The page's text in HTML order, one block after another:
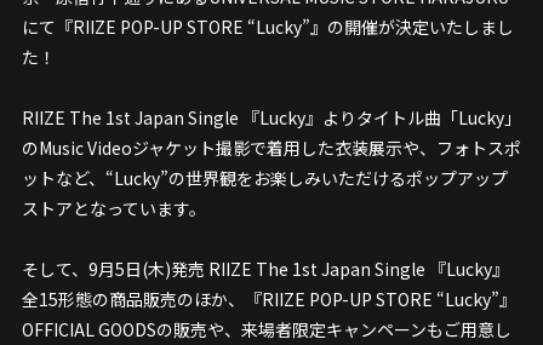
にて『RIIZE POP-UP STORE “Lucky”』の開催が決定いたしまし
た！
RIIZE The 1st Japan Single 『Lucky』よりタイトル曲「Lucky」
のMusic Videoジャケット撮影で着用した衣装展示や、フォトスポ
ットなど、“Lucky”の世界観をお楽しみいただけるポップアップ
ストアとなっています。
そして、9月5日(木)発売 RIIZE The 1st Japan Single 『Lucky』
全15形態の商品販売のほか、『RIIZE POP-UP STORE “Lucky”』
OFFICIAL GOODSの販売や、来場者限定キャンペーンもご用意し